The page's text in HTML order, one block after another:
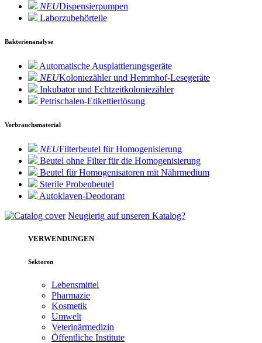
NEUDispensierpumpen
Laborzubehörteile
Bakterienanalyse
Automatische Ausplattierungsgeräte
NEUKoloniezähler und Hemmhof-Lesegeräte
Inkubator und Echtzeitkoloniezähler
Petrischalen-Etikettierlösung
Verbrauchsmaterial
NEUFilterbeutel für Homogenisierung
Beutel ohne Filter für die Homogenisierung
Beutel für Homogenisatoren mit Nährmedium
Sterile Probenbeutel
Autoklaven-Deodorant
Neugierig auf unseren Katalog?
VERWENDUNGEN
Sektoren
Lebensmittel
Pharmazie
Kosmetik
Umwelt
Veterinärmedizin
Öffentliche Institute